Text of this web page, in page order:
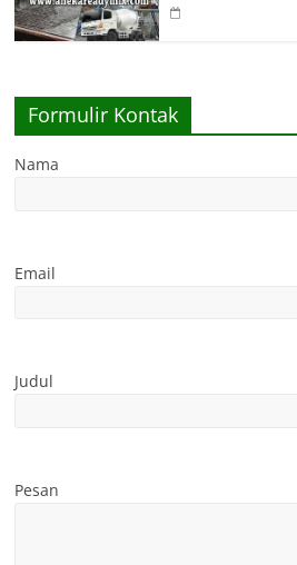
Formulir Kontak
Nama
Email
Judul
Pesan